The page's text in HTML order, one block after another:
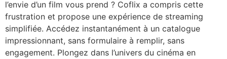
l’envie d’un film vous prend ? Coflix a compris cette
frustration et propose une expérience de streaming
simplifiée. Accédez instantanément à un catalogue
impressionnant, sans formulaire à remplir, sans
engagement. Plongez dans l’univers du cinéma en